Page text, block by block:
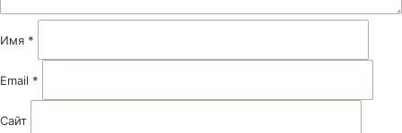
и
й
Имя *
Email *
Сайт